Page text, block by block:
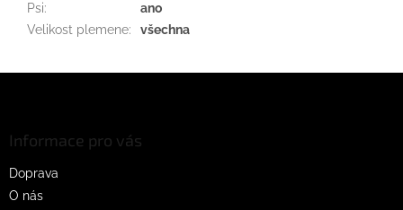
Psi:
ano
Velikost plemene: všechna
Informace pro vás
Doprava
O nás